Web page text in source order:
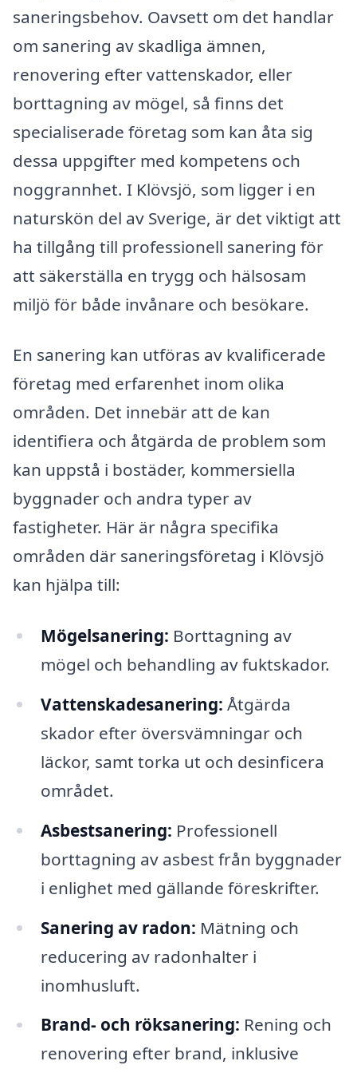
saneringsbehov. Oavsett om det handlar
om sanering av skadliga ämnen,
renovering efter vattenskador, eller
borttagning av mögel, så finns det
specialiserade företag som kan åta sig
dessa uppgifter med kompetens och
noggrannhet. I Klövsjö, som ligger i en
naturskön del av Sverige, är det viktigt att
ha tillgång till professionell sanering för
att säkerställa en trygg och hälsosam
miljö för både invånare och besökare.
En sanering kan utföras av kvalificerade
företag med erfarenhet inom olika
områden. Det innebär att de kan
identifiera och åtgärda de problem som
kan uppstå i bostäder, kommersiella
byggnader och andra typer av
fastigheter. Här är några specifika
områden där saneringsföretag i Klövsjö
kan hjälpa till:
Mögelsanering: Borttagning av
mögel och behandling av fuktskador.
Vattenskadesanering: Åtgärda
skador efter översvämningar och
läckor, samt torka ut och desinficera
området.
Asbestsanering: Professionell
borttagning av asbest från byggnader
i enlighet med gällande föreskrifter.
Sanering av radon: Mätning och
reducering av radonhalter i
inomhusluft.
Brand- och röksanering: Rening och
renovering efter brand, inklusive